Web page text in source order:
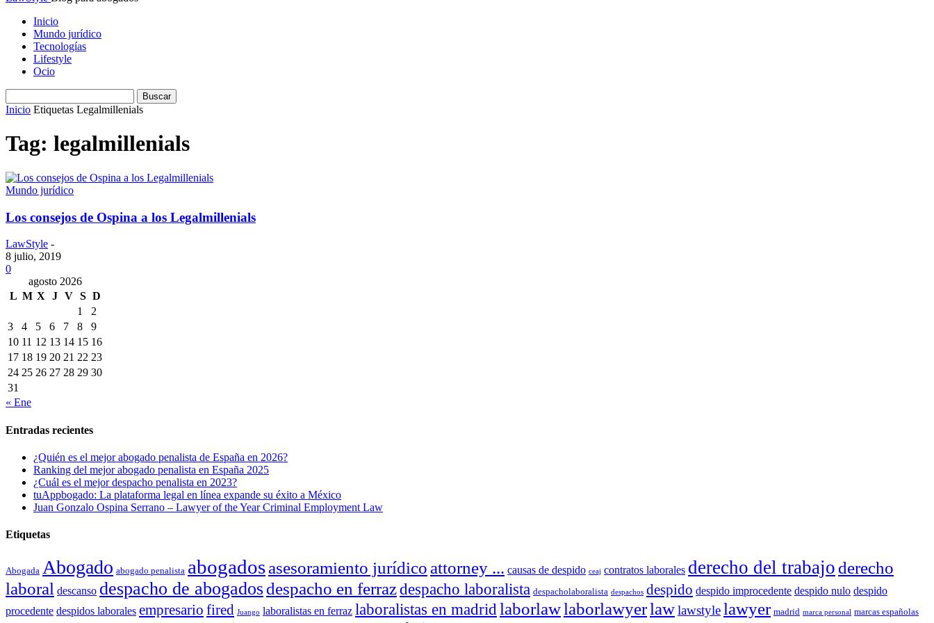
Inicio
Mundo jurídico
Tecnologías
Lifestyle
Ocio
Inicio Etiquetas Legalmillenials
Tag: legalmillenials
Mundo jurídico
Los consejos de Ospina a los Legalmillenials
LawStyle -
8 julio, 2019
0
agosto 2026
L M X J V S D
1
2
3
4 5 6 7 8
9
10 11 12 13 14 15 16
17 18 19 20 21 22 23
24 25 26 27 28 29 30
31
« Ene
Entradas recientes
¿Quién es el mejor abogado penalista de España en 2026?
Ranking del mejor abogado penalista en España 2025
¿Cuál es el mejor despacho penalista en 2023?
tuAppbogado: La plataforma legal en línea expande su éxito a México
Juan Gonzalo Ospina Serrano – Lawyer of the Year Criminal Employment Law
Etiquetas
Abogada Abogado abogado penalista abogadosasesoramiento jurídico attorney ... causas de despido ceaj contratos laborales derecho del trabajo derecho
laboral descanso despacho de abogadosdespacho en ferrazdespacho laboralista despacholaboralista despachos despido despido improcedente despido nulo despido
procedente despidos laborales empresario fired Juango laboralistas en ferraz laboralistas en madridlaborlawlaborlawyerlawlawstylelawyer madrid marca personal marcas españolas